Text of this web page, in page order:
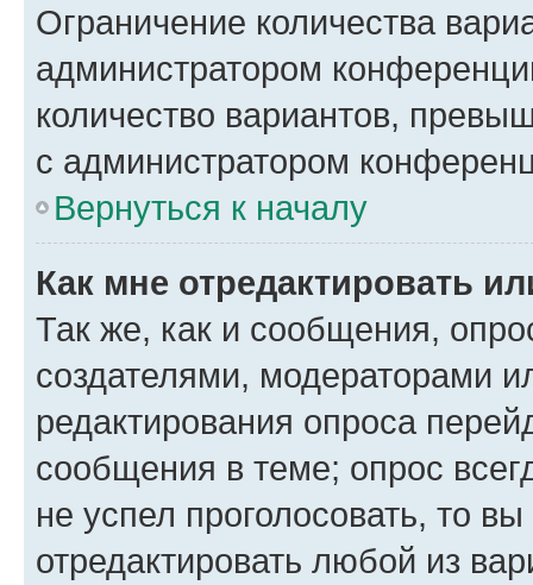
Ограничение количества
администратором
количество вариантов,
с администратором
Вернуться к началу
Как мне отредактировать
Так же, как и сообщения,
создателями, модераторами
редактирования опроса
сообщения в теме; опрос
не успел проголосовать, то
отредактировать любой из